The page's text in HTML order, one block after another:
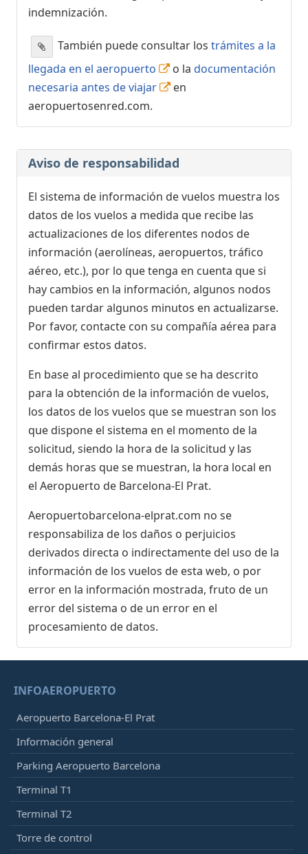
indemnización.
También puede consultar los trámites a la
llegada en el aeropuerto
o la documentación
necesaria antes de viajar
en
aeropuertosenred.com.
Aviso de responsabilidad
El sistema de información de vuelos muestra los
datos de los vuelos a medida que recibe las
actualizaciones de los diferentes nodos de
información (aerolíneas, aeropuertos, tráfico
aéreo, etc.), por lo que tenga en cuenta que si
hay cambios en la información, algunos nodos
pueden tardar algunos minutos en actualizarse.
Por favor, contacte con su compañía aérea para
confirmar estos datos.
En base al procedimiento que se ha descrito
para la obtención de la información de vuelos,
los datos de los vuelos que se muestran son los
que dispone el sistema en el momento de la
solicitud, siendo la hora de la solicitud y las
demás horas que se muestran, la hora local en
el Aeropuerto de Barcelona-El Prat.
Aeropuertobarcelona-elprat.com no se
responsabiliza de los daños o perjuicios
derivados directa o indirectamente del uso de la
información de los vuelos de esta web, o por
error en la información mostrada, fruto de un
error del sistema o de un error en el
procesamiento de datos.
INFOAEROPUERTO
Aeropuerto Barcelona-El Prat
Información general
Parking Aeropuerto Barcelona
Terminal T1
Terminal T2
Torre de control